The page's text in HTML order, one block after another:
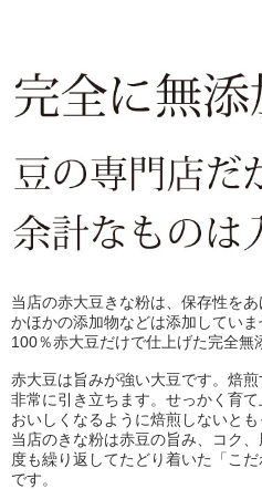
当店の赤大豆きな粉は、保存性を
かほかの添加物などは添加していま
100％赤大豆だけで仕上げた完全無
赤大豆は旨みが強い大豆です。焙
非常に引き立ちます。せっかく育
おいしくなるように焙煎しないとも
当店のきな粉は赤豆の旨み、コク
度も繰り返してたどり着いた「こ
です。